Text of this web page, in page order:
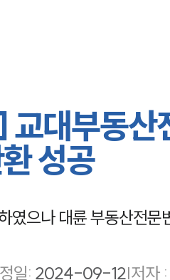
교대부동산
성공
였으나 대륜 부동산전문
일: 2024-09-12|저자 :